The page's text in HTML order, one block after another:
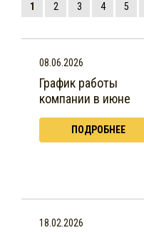
1 2 3 4 5
08.06.2026
График работы
компании в июне
ПОДРОБНЕЕ
18.02.2026